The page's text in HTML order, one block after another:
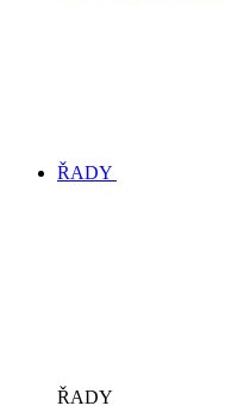
ŘADY
ŘADY